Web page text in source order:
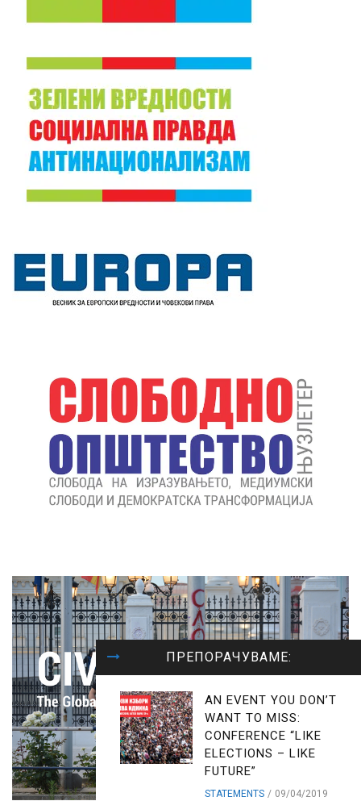
ПРЕПОРАЧУВАМЕ:
AN EVENT YOU DON’T
WANT TO MISS:
CONFERENCE “LIKE
ELECTIONS – LIKE
FUTURE”
STATEMENTS 09/04/2019